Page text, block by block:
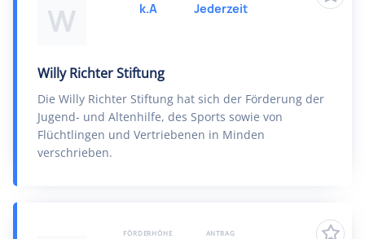
W
Willy Richter Stiftung
Die Willy Richter Stiftung hat sich der Förderung der
Jugend- und Altenhilfe, des Sports sowie von
Flüchtlingen und Vertriebenen in Minden
verschrieben.
k.A Jederzeit
FÖRDERHÖHE ANTRAG